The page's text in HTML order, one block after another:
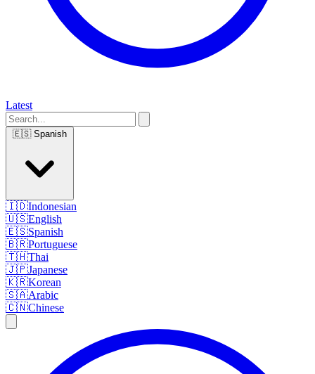
Latest
🇪🇸 Spanish
🇮🇩Indonesian
🇺🇸English
🇪🇸Spanish
🇧🇷Portuguese
🇹🇭Thai
🇯🇵Japanese
🇰🇷Korean
🇸🇦Arabic
🇨🇳Chinese